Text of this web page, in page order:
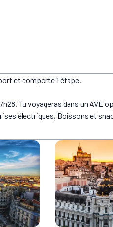
et comporte 1 étape.
Tu voyageras dans un AVE
électriques, Boissons et